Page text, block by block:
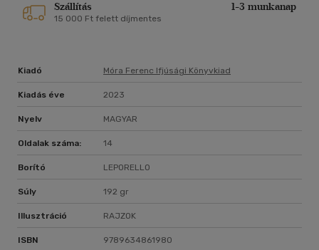
Szállítás 1-3 munkanap
15 000 Ft felett díjmentes
Kiadó Móra Ferenc Ifjúsági Könyvkiad
Kiadás éve 2023
Nyelv MAGYAR
Oldalak száma: 14
Borító LEPORELLO
Súly 192 gr
Illusztráció RAJZOK
ISBN 9789634861980